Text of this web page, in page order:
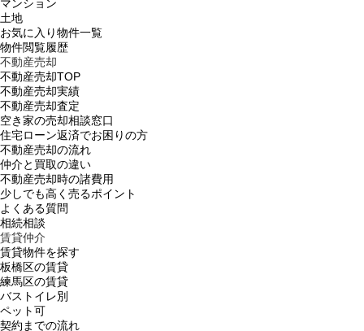
マンション
土地
お気に入り物件一覧
物件閲覧履歴
不動産売却
不動産売却TOP
不動産売却実績
不動産売却査定
空き家の売却相談窓口
住宅ローン返済でお困りの方
不動産売却の流れ
仲介と買取の違い
不動産売却時の諸費用
少しでも高く売るポイント
よくある質問
相続相談
賃貸仲介
賃貸物件を探す
板橋区の賃貸
練馬区の賃貸
バストイレ別
ペット可
契約までの流れ